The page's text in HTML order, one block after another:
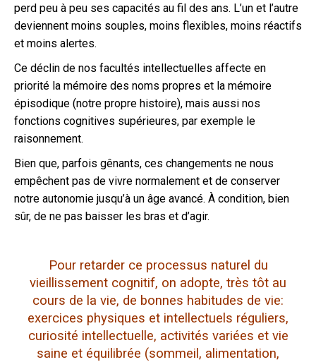
perd peu à peu ses capacités au fil des ans. L’un et l’autre
deviennent moins souples, moins flexibles, moins réactifs
et moins alertes.
Ce déclin de nos facultés intellectuelles affecte en
priorité la mémoire des noms propres et la mémoire
épisodique (notre propre histoire), mais aussi nos
fonctions cognitives supérieures, par exemple le
raisonnement.
Bien que, parfois gênants, ces changements ne nous
empêchent pas de vivre normalement et de conserver
notre autonomie jusqu’à un âge avancé. À condition, bien
sûr, de ne pas baisser les bras et d’agir.
Pour retarder ce processus naturel du
vieillissement cognitif, on adopte, très tôt au
cours de la vie, de bonnes habitudes de vie:
exercices physiques et intellectuels réguliers,
curiosité intellectuelle, activités variées et vie
saine et équilibrée (sommeil, alimentation,